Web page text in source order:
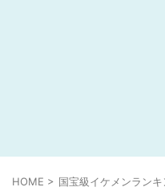
HOME > 国宝級イケメンラン